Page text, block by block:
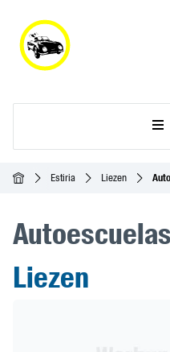
Inicio Estiria Liezen
Liezen